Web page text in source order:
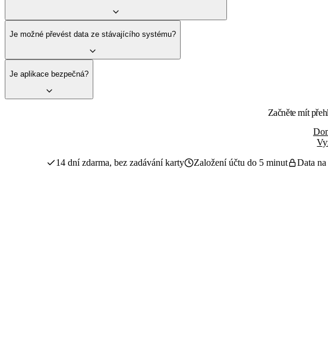
Je možné převést data ze stávajícího systému?
Je aplikace bezpečná?
Začněte mít
14 dní zdarma, bez zadávání karty
Založení účtu do 5 minut Data